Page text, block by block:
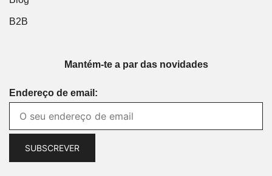
B2B
Mantém-te a par das novidades
Endereço de email: